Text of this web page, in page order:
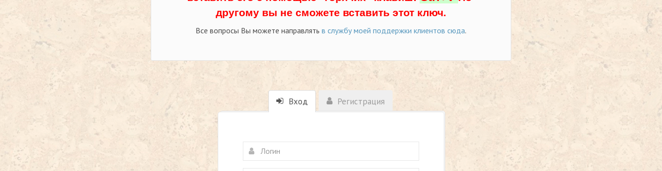
другому вы не сможете вставить этот ключ.
Все вопросы Вы можете направлять в службу моей поддержки клиентов сюда.
Вход Регистрация